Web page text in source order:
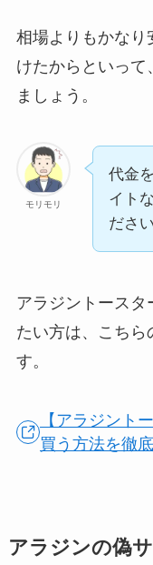
相場よりもかなり
けたからといって
ましょう。
モリモリ
代金
イト
ださい
アラジントースタ
たい方は、こちら
す。
【アラジント
買う方法を徹
アラジンの偽